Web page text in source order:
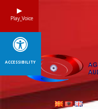
Play_Voice
ACCESSIBILITY